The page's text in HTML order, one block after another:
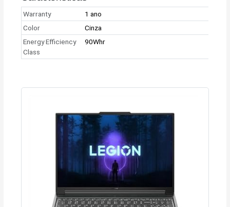
Warranty
1 ano
Color
Cinza
Energy Efficiency
Class
90Whr